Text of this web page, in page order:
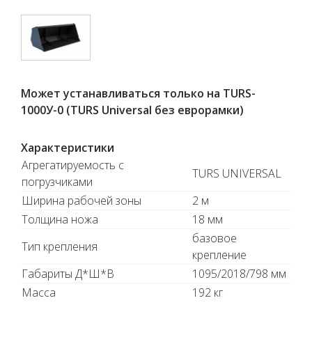
Может устанавливаться только на TURS-
1000У-0 (TURS Universal без еврорамки)
Характеристики
Агрегатируемость с
погрузчиками
TURS UNIVERSAL
Ширина рабочей зоны
2 м
Толщина ножа
18 мм
Тип крепления
базовое
крепление
Габариты Д*Ш*В
1095/2018/798 мм
Масса
192 кг